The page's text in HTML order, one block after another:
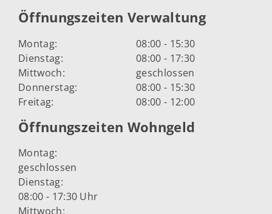
Öffnungszeiten Verwaltung
Montag:
08:00 - 15:30
Dienstag:
08:00 - 17:30
Mittwoch:
geschlossen
Donnerstag:
08:00 - 15:30
Freitag:
08:00 - 12:00
Öffnungszeiten Wohngeld
Montag:
geschlossen
Dienstag:
08:00 - 17:30 Uhr
Mittwoch: